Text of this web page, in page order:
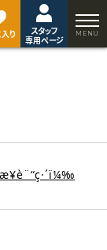
り
スタッフ
専用ページ